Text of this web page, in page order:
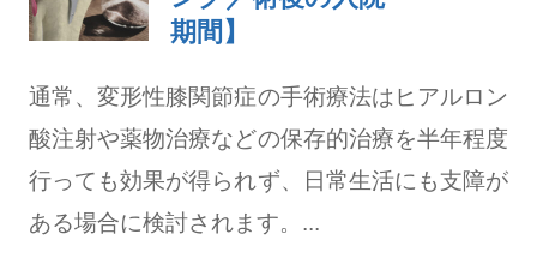
期間】
通常、変形性膝関節症の手術療法はヒアルロン
酸注射や薬物治療などの保存的治療を半年程度
行っても効果が得られず、日常生活にも支障が
ある場合に検討されます。...